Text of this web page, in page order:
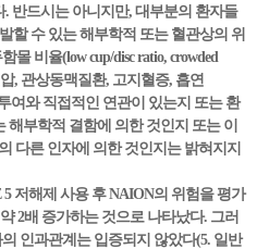
반드시는 아니지만, 대부분의 환자들
할 수 있는 해부학적 또는 혈관상의 위
비율(low cup/disc ratio, crowded
, 관상동맥질환, 고지혈증, 흡연
여와 직접적인 연관이 있는지 또는 환
부학적 결함에 의한 것인지 또는 이
다른 인자에 의한 것인지는 밝혀지지
저해제 사용 후 NAION의 위험을 평가
2배 증가하는 것으로 나타났다. 그러
인과관계는 입증되지 않았다(5. 일반